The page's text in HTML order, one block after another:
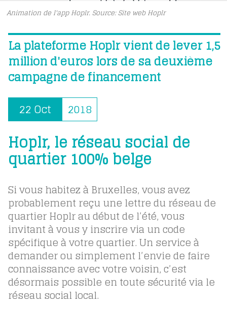
Animation de l'app Hoplr. Source: Site web Hoplr
La plateforme Hoplr vient de lever 1,5
million d'euros lors de sa deuxième
campagne de financement
22 Oct 2018
Hoplr, le réseau social de
quartier 100% belge
Si vous habitez à Bruxelles, vous avez
probablement reçu une lettre du réseau de
quartier Hoplr au début de l’été, vous
invitant à vous y inscrire via un code
spécifique à votre quartier. Un service à
demander ou simplement l’envie de faire
connaissance avec votre voisin, c’est
désormais possible en toute sécurité via le
réseau social local.